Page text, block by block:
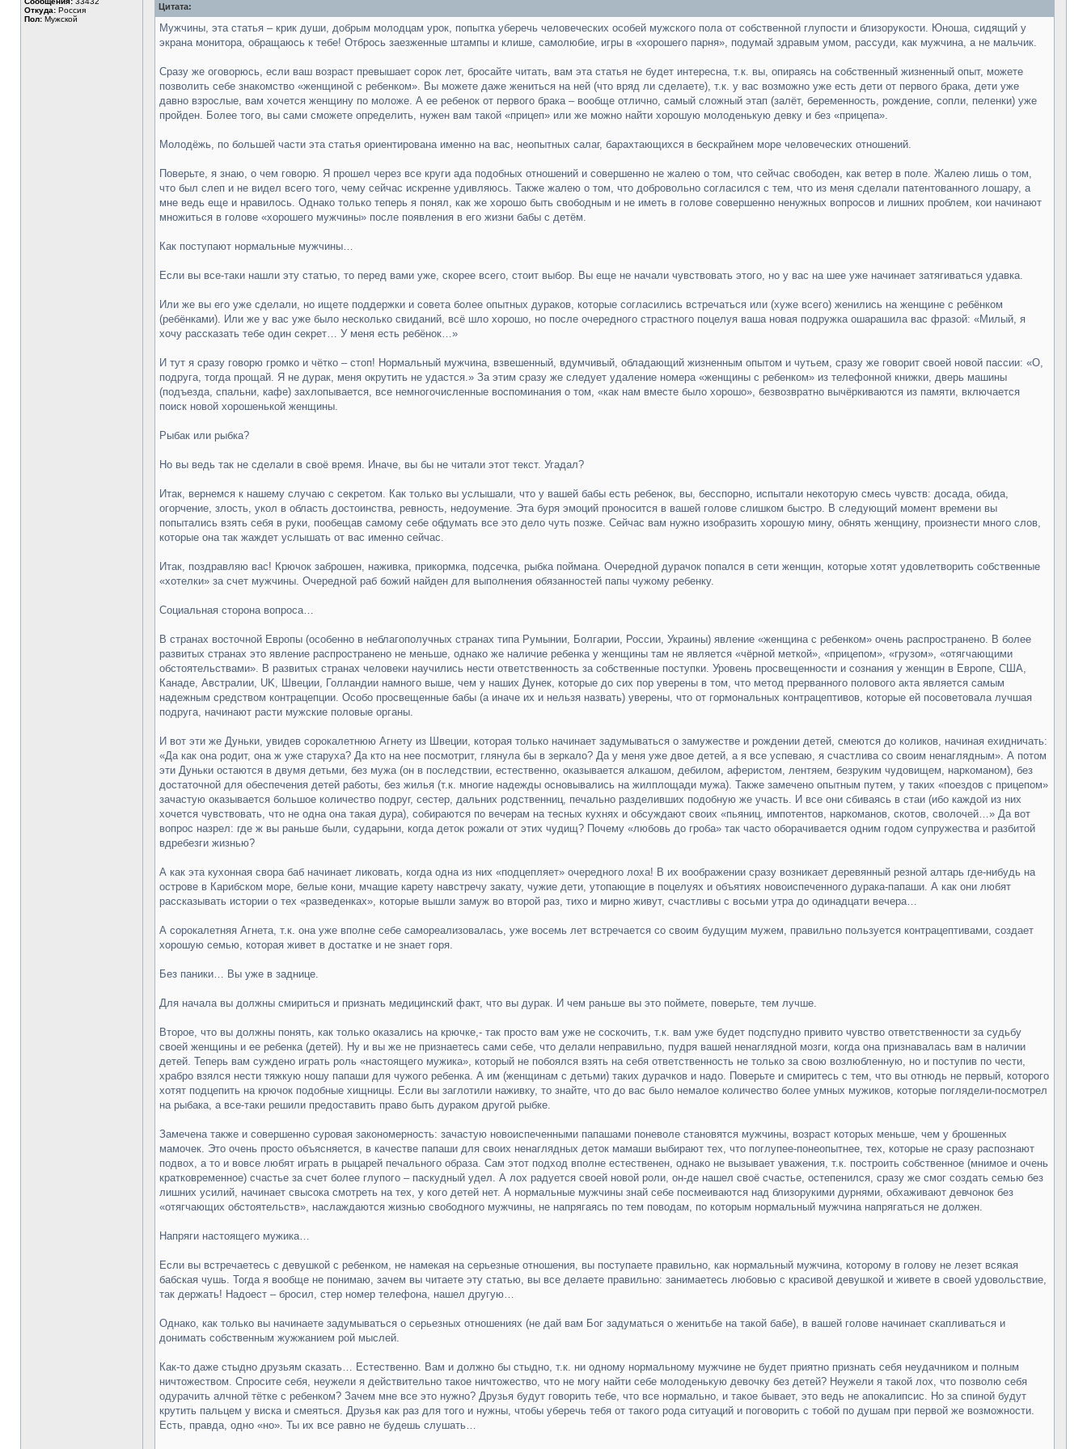
Откуда: Россия
Пол: Мужской
Цитата:
Мужчины, эта статья – крик души, добрым молодцам урок, попытка уберечь человеческих особей мужского пола от собственной глупости и близорукости. Юноша, сидящий у
экрана монитора, обращаюсь к тебе! Отбрось заезженные штампы и клише, самолюбие, игры в «хорошего парня», подумай здравым умом, рассуди, как мужчина, а не мальчик.
Сразу же оговорюсь, если ваш возраст превышает сорок лет, бросайте читать, вам эта статья не будет интересна, т.к. вы, опираясь на собственный жизненный опыт, можете
позволить себе знакомство «женщиной с ребенком». Вы можете даже жениться на ней (что вряд ли сделаете), т.к. у вас возможно уже есть дети от первого брака, дети уже
давно взрослые, вам хочется женщину по моложе. А ее ребенок от первого брака – вообще отлично, самый сложный этап (залёт, беременность, рождение, сопли, пеленки) уже
пройден. Более того, вы сами сможете определить, нужен вам такой «прицеп» или же можно найти хорошую молоденькую девку и без «прицепа».
Молодёжь, по большей части эта статья ориентирована именно на вас, неопытных салаг, барахтающихся в бескрайнем море человеческих отношений.
Поверьте, я знаю, о чем говорю. Я прошел через все круги ада подобных отношений и совершенно не жалею о том, что сейчас свободен, как ветер в поле. Жалею лишь о том,
что был слеп и не видел всего того, чему сейчас искренне удивляюсь. Также жалею о том, что добровольно согласился с тем, что из меня сделали патентованного лошару, а
мне ведь еще и нравилось. Однако только теперь я понял, как же хорошо быть свободным и не иметь в голове совершенно ненужных вопросов и лишних проблем, кои начинают
множиться в голове «хорошего мужчины» после появления в его жизни бабы с детём.
Как поступают нормальные мужчины…
Если вы все-таки нашли эту статью, то перед вами уже, скорее всего, стоит выбор. Вы еще не начали чувствовать этого, но у вас на шее уже начинает затягиваться удавка.
Или же вы его уже сделали, но ищете поддержки и совета более опытных дураков, которые согласились встречаться или (хуже всего) женились на женщине с ребёнком
(ребёнками). Или же у вас уже было несколько свиданий, всё шло хорошо, но после очередного страстного поцелуя ваша новая подружка ошарашила вас фразой: «Милый, я
хочу рассказать тебе один секрет… У меня есть ребёнок…»
И тут я сразу говорю громко и чётко – стоп! Нормальный мужчина, взвешенный, вдумчивый, обладающий жизненным опытом и чутьем, сразу же говорит своей новой пассии: «О,
подруга, тогда прощай. Я не дурак, меня окрутить не удастся.» За этим сразу же следует удаление номера «женщины с ребенком» из телефонной книжки, дверь машины
(подъезда, спальни, кафе) захлопывается, все немногочисленные воспоминания о том, «как нам вместе было хорошо», безвозвратно вычёркиваются из памяти, включается
поиск новой хорошенькой женщины.
Рыбак или рыбка?
Но вы ведь так не сделали в своё время. Иначе, вы бы не читали этот текст. Угадал?
Итак, вернемся к нашему случаю с секретом. Как только вы услышали, что у вашей бабы есть ребенок, вы, бесспорно, испытали некоторую смесь чувств: досада, обида,
огорчение, злость, укол в область достоинства, ревность, недоумение. Эта буря эмоций проносится в вашей голове слишком быстро. В следующий момент времени вы
попытались взять себя в руки, пообещав самому себе обдумать все это дело чуть позже. Сейчас вам нужно изобразить хорошую мину, обнять женщину, произнести много слов,
которые она так жаждет услышать от вас именно сейчас.
Итак, поздравляю вас! Крючок заброшен, наживка, прикормка, подсечка, рыбка поймана. Очередной дурачок попался в сети женщин, которые хотят удовлетворить собственные
«хотелки» за счет мужчины. Очередной раб божий найден для выполнения обязанностей папы чужому ребенку.
Социальная сторона вопроса…
В странах восточной Европы (особенно в неблагополучных странах типа Румынии, Болгарии, России, Украины) явление «женщина с ребенком» очень распространено. В более
развитых странах это явление распространено не меньше, однако же наличие ребенка у женщины там не является «чёрной меткой», «прицепом», «грузом», «отягчающими
обстоятельствами». В развитых странах человеки научились нести ответственность за собственные поступки. Уровень просвещенности и сознания у женщин в Европе, США,
Канаде, Австралии, UK, Швеции, Голландии намного выше, чем у наших Дунек, которые до сих пор уверены в том, что метод прерванного полового акта является самым
надежным средством контрацепции. Особо просвещенные бабы (а иначе их и нельзя назвать) уверены, что от гормональных контрацептивов, которые ей посоветовала лучшая
подруга, начинают расти мужские половые органы.
И вот эти же Дуньки, увидев сорокалетнюю Агнету из Швеции, которая только начинает задумываться о замужестве и рождении детей, смеются до коликов, начиная ехидничать:
«Да как она родит, она ж уже старуха? Да кто на нее посмотрит, глянула бы в зеркало? Да у меня уже двое детей, а я все успеваю, я счастлива со своим ненаглядным». А потом
эти Дуньки остаются в двумя детьми, без мужа (он в последствии, естественно, оказывается алкашом, дебилом, аферистом, лентяем, безруким чудовищем, наркоманом), без
достаточной для обеспечения детей работы, без жилья (т.к. многие надежды основывались на жилплощади мужа). Также замечено опытным путем, у таких «поездов с прицепом»
зачастую оказывается большое количество подруг, сестер, дальних родственниц, печально разделивших подобную же участь. И все они сбиваясь в стаи (ибо каждой из них
хочется чувствовать, что не одна она такая дура), собираются по вечерам на тесных кухнях и обсуждают своих «пьяниц, импотентов, наркоманов, скотов, сволочей…» Да вот
вопрос назрел: где ж вы раньше были, сударыни, когда деток рожали от этих чудищ? Почему «любовь до гроба» так часто оборачивается одним годом супружества и разбитой
вдребезги жизнью?
А как эта кухонная свора баб начинает ликовать, когда одна из них «подцепляет» очередного лоха! В их воображении сразу возникает деревянный резной алтарь где-нибудь на
острове в Карибском море, белые кони, мчащие карету навстречу закату, чужие дети, утопающие в поцелуях и объятиях новоиспеченного дурака-папаши. А как они любят
рассказывать истории о тех «разведенках», которые вышли замуж во второй раз, тихо и мирно живут, счастливы с восьми утра до одинадцати вечера…
А сорокалетняя Агнета, т.к. она уже вполне себе самореализовалась, уже восемь лет встречается со своим будущим мужем, правильно пользуется контрацептивами, создает
хорошую семью, которая живет в достатке и не знает горя.
Без паники… Вы уже в заднице.
Для начала вы должны смириться и признать медицинский факт, что вы дурак. И чем раньше вы это поймете, поверьте, тем лучше.
Второе, что вы должны понять, как только оказались на крючке,- так просто вам уже не соскочить, т.к. вам уже будет подспудно привито чувство ответственности за судьбу
своей женщины и ее ребенка (детей). Ну и вы же не признаетесь сами себе, что делали неправильно, пудря вашей ненаглядной мозги, когда она признавалась вам в наличии
детей. Теперь вам суждено играть роль «настоящего мужика», который не побоялся взять на себя ответственность не только за свою возлюбленную, но и поступив по чести,
храбро взялся нести тяжкую ношу папаши для чужого ребенка. А им (женщинам с детьми) таких дурачков и надо. Поверьте и смиритесь с тем, что вы отнюдь не первый, которого
хотят подцепить на крючок подобные хищницы. Если вы заглотили наживку, то знайте, что до вас было немалое количество более умных мужиков, которые поглядели-посмотрел
на рыбака, а все-таки решили предоставить право быть дураком другой рыбке.
Замечена также и совершенно суровая закономерность: зачастую новоиспеченными папашами поневоле становятся мужчины, возраст которых меньше, чем у брошенных
мамочек. Это очень просто объясняется, в качестве папаши для своих ненаглядных деток мамаши выбирают тех, что поглупее-понеопытнее, тех, которые не сразу распознают
подвох, а то и вовсе любят играть в рыцарей печального образа. Сам этот подход вполне естественен, однако не вызывает уважения, т.к. построить собственное (мнимое и очень
кратковременное) счастье за счет более глупого – паскудный удел. А лох радуется своей новой роли, он-де нашел своё счастье, остепенился, сразу же смог создать семью без
лишних усилий, начинает свысока смотреть на тех, у кого детей нет. А нормальные мужчины знай себе посмеиваются над близорукими дурнями, обхаживают девчонок без
«отягчающих обстоятельств», наслаждаются жизнью свободного мужчины, не напрягаясь по тем поводам, по которым нормальный мужчина напрягаться не должен.
Напряги настоящего мужика…
Если вы встречаетесь с девушкой с ребенком, не намекая на серьезные отношения, вы поступаете правильно, как нормальный мужчина, которому в голову не лезет всякая
бабская чушь. Тогда я вообще не понимаю, зачем вы читаете эту статью, вы все делаете правильно: занимаетесь любовью с красивой девушкой и живете в своей удовольствие,
так держать! Надоест – бросил, стер номер телефона, нашел другую…
Однако, как только вы начинаете задумываться о серьезных отношениях (не дай вам Бог задуматься о женитьбе на такой бабе), в вашей голове начинает скапливаться и
донимать собственным жужжанием рой мыслей.
Как-то даже стыдно друзьям сказать… Естественно. Вам и должно бы стыдно, т.к. ни одному нормальному мужчине не будет приятно признать себя неудачником и полным
ничтожеством. Спросите себя, неужели я действительно такое ничтожество, что не могу найти себе молоденькую девочку без детей? Неужели я такой лох, что позволю себя
одурачить алчной тётке с ребенком? Зачем мне все это нужно? Друзья будут говорить тебе, что все нормально, и такое бывает, это ведь не апокалипсис. Но за спиной будут
крутить пальцем у виска и смеяться. Друзья как раз для того и нужны, чтобы уберечь тебя от такого рода ситуаций и поговорить с тобой по душам при первой же возможности.
Есть, правда, одно «но». Ты их все равно не будешь слушать…